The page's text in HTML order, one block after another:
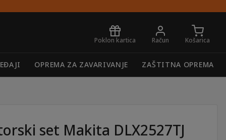
OPREMA ZA ZAVARIVANJE ZAŠTITNA OPREMA
Košarica
Račun
Poklon kartica
set Makita DLX2527TJ